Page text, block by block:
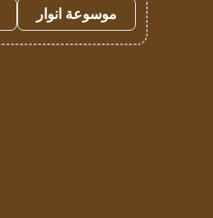
موسوعة انوار